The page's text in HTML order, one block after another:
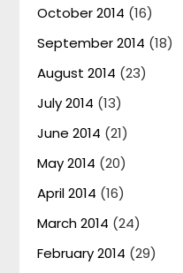
October 2014 (16)
September 2014 (18)
August 2014 (23)
July 2014 (13)
June 2014 (21)
May 2014 (20)
April 2014 (16)
March 2014 (24)
February 2014 (29)